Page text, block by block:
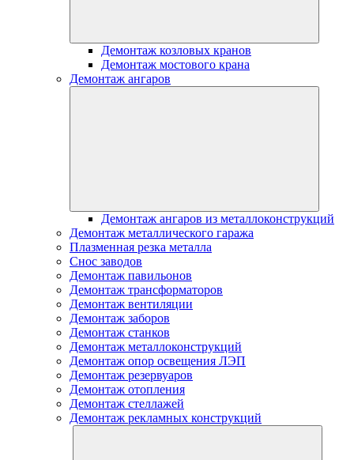
Демонтаж козловых кранов
Демонтаж мостового крана
Демонтаж ангаров
Демонтаж ангаров из металлоконструкций
Демонтаж металлического гаража
Плазменная резка металла
Снос заводов
Демонтаж павильонов
Демонтаж трансформаторов
Демонтаж вентиляции
Демонтаж заборов
Демонтаж станков
Демонтаж металлоконструкций
Демонтаж опор освещения ЛЭП
Демонтаж резервуаров
Демонтаж отопления
Демонтаж стеллажей
Демонтаж рекламных конструкций